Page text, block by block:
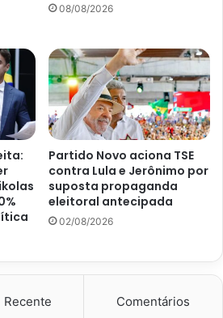
08/08/2026
Partido Novo aciona TSE
contra Lula e Jerônimo por
suposta propaganda
eleitoral antecipada
02/08/2026
Recente Comentários